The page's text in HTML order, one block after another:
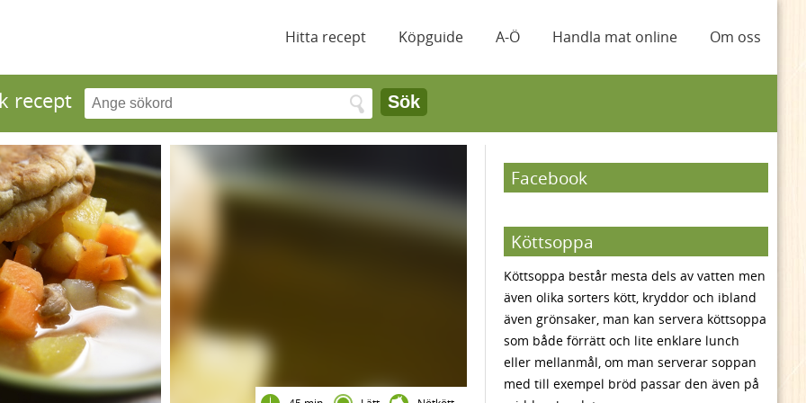
Hitta recept Köpguide A-Ö Handla mat online Om oss
recept Sök
Facebook
Köttsoppa
Köttsoppa består mesta dels av vatten men
även olika sorters kött, kryddor och ibland
även grönsaker, man kan servera köttsoppa
som både förrätt och lite enklare lunch
eller mellanmål, om man serverar soppan
med till exempel bröd passar den även på